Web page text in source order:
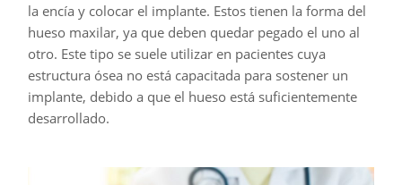
la encía y colocar el implante. Estos tienen la forma del
hueso maxilar, ya que deben quedar pegado el uno al
otro. Este tipo se suele utilizar en pacientes cuya
estructura ósea no está capacitada para sostener un
implante, debido a que el hueso está suficientemente
desarrollado.